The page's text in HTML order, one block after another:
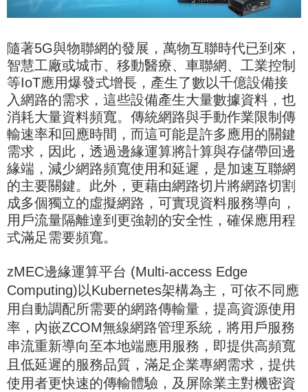
隨著5G與物聯網的發展，萬物互聯時代已到來，
智慧工廠或城市、移動醫療、車聯網、工業控制
等IoT應用爆發式增長，產生了數以千億設備接
入網路的需求，這些設備產生大量數據資料，也
消耗大量資料頻寬。傳統網路與手動作業限制傳
輸速率和回應時間，而這可能是許多應用的關鍵
需求，因此，透過邊緣運算將計算與存儲帶回邊
緣端，減少網路頻寬使用和延遲，是加速互聯網
的主要關鍵。此外，更藉由網路切片將網路切割
成多個獨立的虛擬網路，可實現資料服務導向，
用戶流量隔離達到更強韌的安全性，確保應用程
式滿足需要頻寬。
zMEC邊緣運算平台 (Multi-access Edge
Computing)以Kubernetes架構為主，可依不同應
用自動調配所需要的網路傳輸量，提高資源使用
率，內嵌ZCOM無線網路管理系統，將用戶服務
串流重新導向至本地端應用服務，即提供高頻寬
且低延遲的服務品質，滿足企業專網需求，提供
使用者更快速的傳輸體驗，及屏除業主對機密資